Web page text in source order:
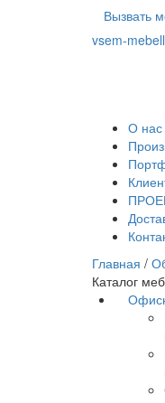
Вызвать
vsem-
О нас
Главная /
Каталог